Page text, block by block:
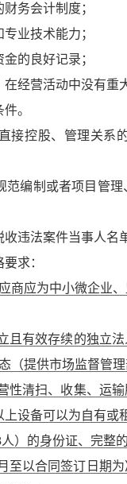
务会计制度；
业技术能力；
的良好记录；
在经营活动中没有重
。
接控股、管理关系
范编制或者项目管
违法案件当事人
求：
商应为中小微企业
且有效存续的独立
（提供市场监督管
性清扫、收集、运
设备可以为自有
）的身份证、完整
至以合同签订日期